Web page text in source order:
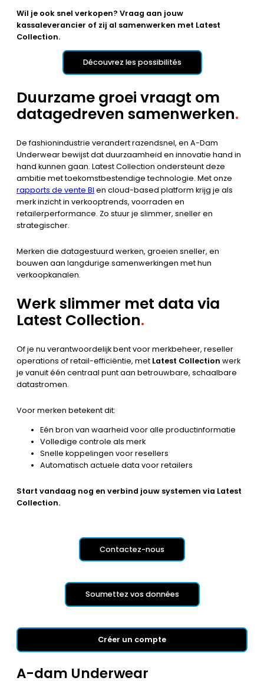
Wil je ook snel verkopen? Vraag aan jouw
kassaleverancier of zij al samenwerken met Latest
Collection.
Découvrez les possibilités
Duurzame groei vraagt om
datagedreven samenwerken.
De fashionindustrie verandert razendsnel, en A-Dam
Underwear bewijst dat duurzaamheid en innovatie hand in
hand kunnen gaan. Latest Collection ondersteunt deze
ambitie met toekomstbestendige technologie. Met onze
rapports de vente BI en cloud-based platform krijg je als
merk inzicht in verkooptrends, voorraden en
retailerperformance. Zo stuur je slimmer, sneller en
strategischer.
Merken die datagestuurd werken, groeien sneller, en
bouwen aan langdurige samenwerkingen met hun
verkoopkanalen.
Werk slimmer met data via
Latest Collection.
Of je nu verantwoordelijk bent voor merkbeheer, reseller
operations of retail-efficiëntie, met Latest Collection werk
je vanuit één centraal punt aan betrouwbare, schaalbare
datastromen.
Voor merken betekent dit:
Eén bron van waarheid voor alle productinformatie
Volledige controle als merk
Snelle koppelingen voor resellers
Automatisch actuele data voor retailers
Start vandaag nog en verbind jouw systemen via Latest
Collection.
Contactez-nous
Soumettez vos données
Créer un compte
A-dam Underwear